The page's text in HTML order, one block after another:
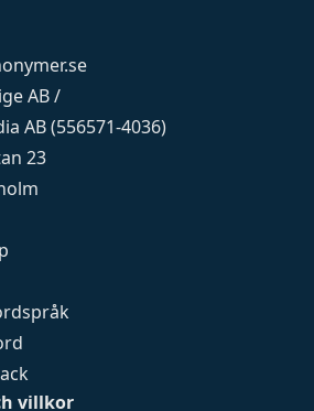
villkor
AB /
AB (556571-4036)
23